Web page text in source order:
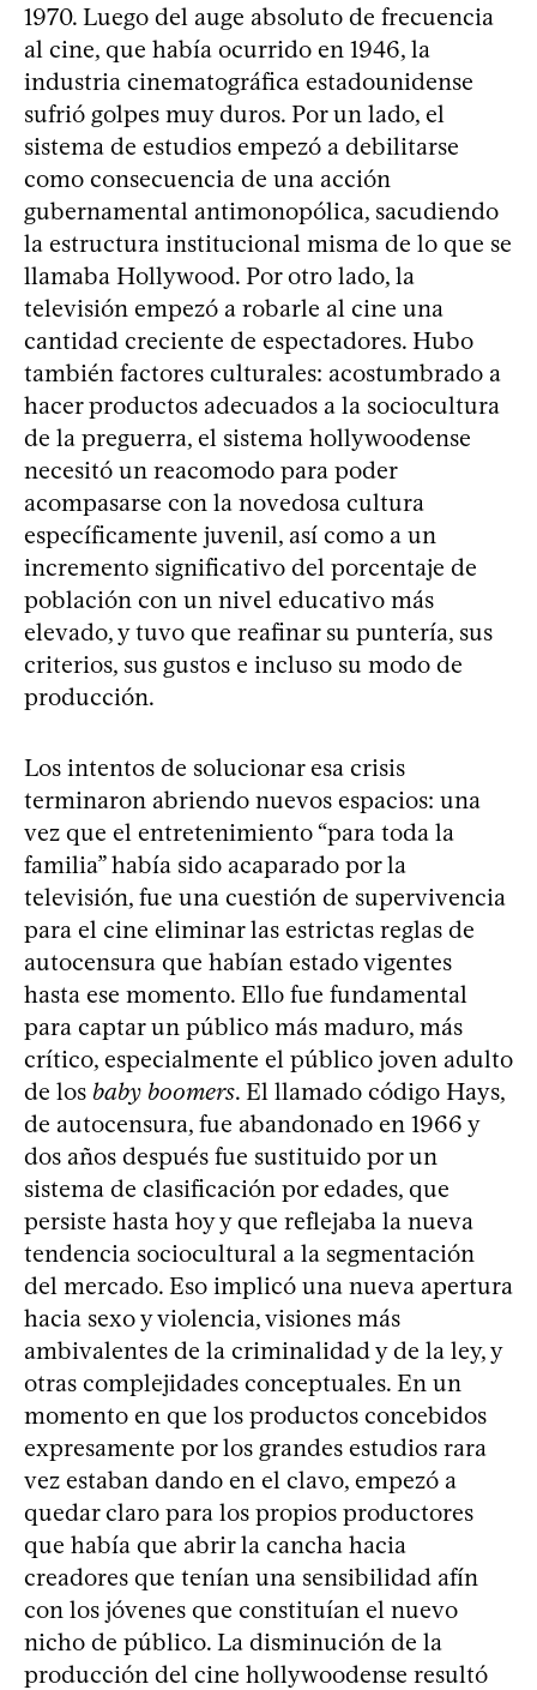
1970. Luego del auge absoluto de frecuencia
al cine, que había ocurrido en 1946, la
industria cinematográfica estadounidense
sufrió golpes muy duros. Por un lado, el
sistema de estudios empezó a debilitarse
como consecuencia de una acción
gubernamental antimonopólica, sacudiendo
la estructura institucional misma de lo que se
llamaba Hollywood. Por otro lado, la
televisión empezó a robarle al cine una
cantidad creciente de espectadores. Hubo
también factores culturales: acostumbrado a
hacer productos adecuados a la sociocultura
de la preguerra, el sistema hollywoodense
necesitó un reacomodo para poder
acompasarse con la novedosa cultura
específicamente juvenil, así como a un
incremento significativo del porcentaje de
población con un nivel educativo más
elevado, y tuvo que reafinar su puntería, sus
criterios, sus gustos e incluso su modo de
producción.
Los intentos de solucionar esa crisis
terminaron abriendo nuevos espacios: una
vez que el entretenimiento “para toda la
familia” había sido acaparado por la
televisión, fue una cuestión de supervivencia
para el cine eliminar las estrictas reglas de
autocensura que habían estado vigentes
hasta ese momento. Ello fue fundamental
para captar un público más maduro, más
crítico, especialmente el público joven adulto
de los baby boomers. El llamado código Hays,
de autocensura, fue abandonado en 1966 y
dos años después fue sustituido por un
sistema de clasificación por edades, que
persiste hasta hoy y que reflejaba la nueva
tendencia sociocultural a la segmentación
del mercado. Eso implicó una nueva apertura
hacia sexo y violencia, visiones más
ambivalentes de la criminalidad y de la ley, y
otras complejidades conceptuales. En un
momento en que los productos concebidos
expresamente por los grandes estudios rara
vez estaban dando en el clavo, empezó a
quedar claro para los propios productores
que había que abrir la cancha hacia
creadores que tenían una sensibilidad afín
con los jóvenes que constituían el nuevo
nicho de público. La disminución de la
producción del cine hollywoodense resultó